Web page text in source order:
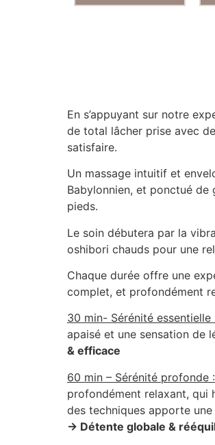
En s’appuyant sur notre
de total lâcher prise avec
satisfaire.
Un massage intuitif et
Babylonnien, et ponctué de
pieds.
Le soin débutera par la
oshibori chauds pour une
Chaque durée offre une
complet, et profondément
30 min- Sérénité essentielle
apaisé et une sensation de
& efficace
60 min – Sérénité profonde :
profondément relaxant, qui
des techniques apporte
→ Détente globale &